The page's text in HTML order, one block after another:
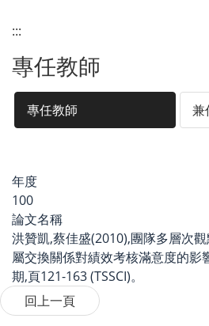
:::
專任教師
專任教師 兼
年度
100
論文名稱
洪贊凱,蔡佳盛(2010),團隊多層次
屬交換關係對績效考核滿意度的影
期,頁121-163 (TSSCI)。